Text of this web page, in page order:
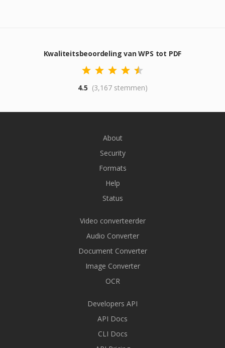
Kwaliteitsbeoordeling van WPS tot PDF
4.5 (3,167 stemmen)
About
Security
Formats
Help
Status
Video converteerder
Audio Converter
Document Converter
Image Converter
OCR
Developers API
API Docs
CLI Docs